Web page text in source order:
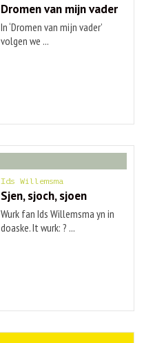
Dromen van mijn vader
In ‘Dromen van mijn vader’
volgen we ...
Ids Willemsma
Sjen, sjoch, sjoen
Wurk fan Ids Willemsma yn in
doaske. It wurk: ? ...